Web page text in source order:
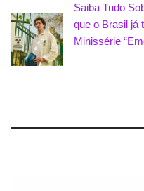
Saiba Tudo
que o Brasil já
Minissérie